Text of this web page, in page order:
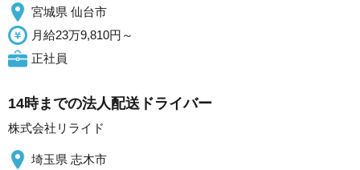
宮城県 仙台市
月給23万9,810円～
正社員
14時までの法人配送ドライバー
株式会社リライド
埼玉県 志木市